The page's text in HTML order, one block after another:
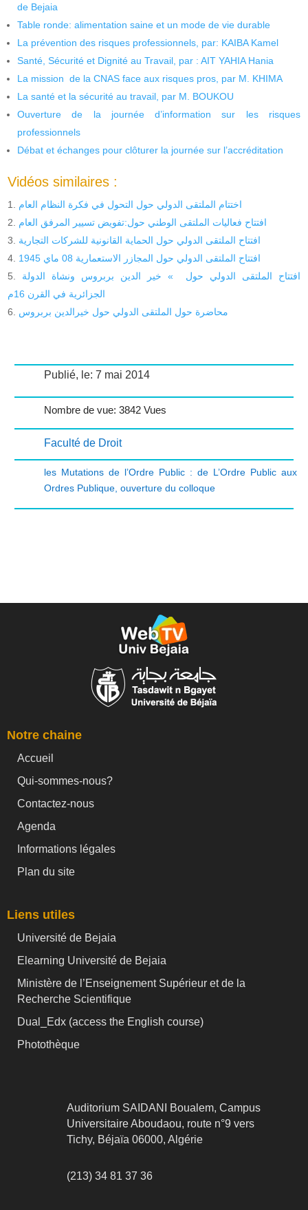
de Bejaia
Table ronde: alimentation saine et un mode de vie durable
La prévention des risques professionnels, par: KAIBA Kamel
Santé, Sécurité et Dignité au Travail, par : AIT YAHIA Hania
La mission de la CNAS face aux risques pros, par M. KHIMA
La santé et la sécurité au travail, par M. BOUKOU
Ouverture de la journée d’information sur les risques
professionnels
Débat et échanges pour clôturer la journée sur l’accréditation
Vidéos similaires :
اختتام الملتقى الدولي حول التحول في فكرة النظام العام
افتتاح فعاليات الملتقى الوطني حول:تفويض تسيير المرفق العام
افتتاح الملتقى الدولي حول الحماية القانونية للشركات التجارية
افتتاح الملتقى الدولي حول المجازر الاستعمارية 08 ماي 1945
افتتاح الملتقى الدولي حول » خير الدين بربروس ونشاة الدولة
الجزائرية في القرن 16م
محاضرة حول الملتقى الدولي حول خيرالدين بربروس
Publié, le: 7 mai 2014
Nombre de vue: 3842 Vues
Faculté de Droit
les Mutations de l’Ordre Public : de L’Ordre Public aux
Ordres Publique, ouverture du colloque
Notre chaine
Accueil
Qui-sommes-nous?
Contactez-nous
Agenda
Informations légales
Plan du site
Liens utiles
Université de Bejaia
Elearning Université de Bejaia
Ministère de l’Enseignement Supérieur et de la
Recherche Scientifique
Dual_Edx (access the English course)
Photothèque
Auditorium SAIDANI Boualem, Campus
Universitaire Aboudaou, route n°9 vers
Tichy, Béjaïa 06000, Algérie
(213) 34 81 37 36